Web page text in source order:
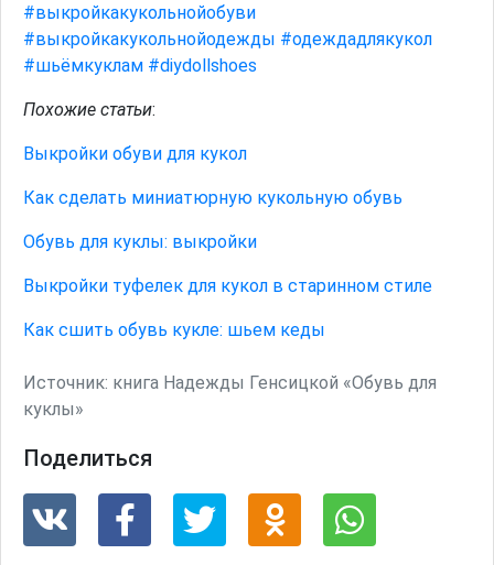
#выкройкакукольнойобуви
#выкройкакукольнойодежды #одеждадлякукол
#шьёмкуклам #diydollshoes
Похожие статьи:
Выкройки обуви для кукол
Как сделать миниатюрную кукольную обувь
Обувь для куклы: выкройки
Выкройки туфелек для кукол в старинном стиле
Как сшить обувь кукле: шьем кеды
Источник: книга Надежды Генсицкой «Обувь для
куклы»
Поделиться